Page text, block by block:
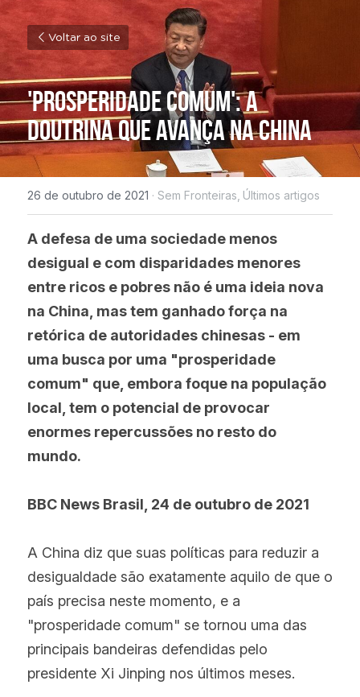
Voltar ao site
'Prosperidade comum': a
doutrina que avança na China
26 de outubro de 2021 · Sem Fronteiras, Últimos artigos
A defesa de uma sociedade menos
desigual e com disparidades menores
entre ricos e pobres não é uma ideia nova
na China, mas tem ganhado força na
retórica de autoridades chinesas - em
uma busca por uma "prosperidade
comum" que, embora foque na população
local, tem o potencial de provocar
enormes repercussões no resto do
mundo.
BBC News Brasil, 24 de outubro de 2021
A China diz que suas políticas para reduzir a
desigualdade são exatamente aquilo de que o
país precisa neste momento, e a
"prosperidade comum" se tornou uma das
principais bandeiras defendidas pelo
presidente Xi Jinping nos últimos meses.